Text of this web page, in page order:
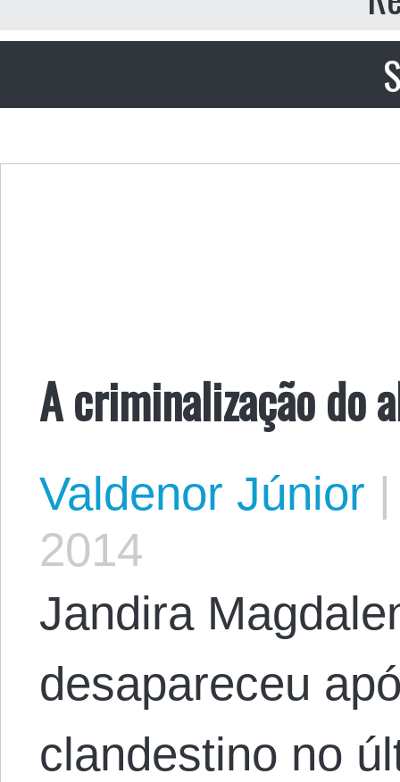
A criminalização do
Valdenor Júnior |
2014
Jandira
desapareceu
clandestino no